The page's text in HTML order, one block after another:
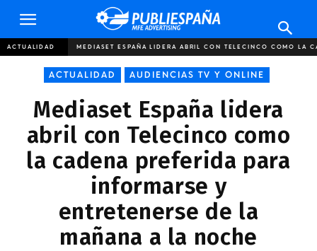
Publiespaña
ACTUALIDAD MEDIASET ESPAÑA LIDERA ABRIL CON TELECINCO COMO LA
ACTUALIDAD AUDIENCIAS TV Y ONLINE
Mediaset España lidera
abril con Telecinco como
la cadena preferida para
informarse y
entretenerse de la
mañana a la noche